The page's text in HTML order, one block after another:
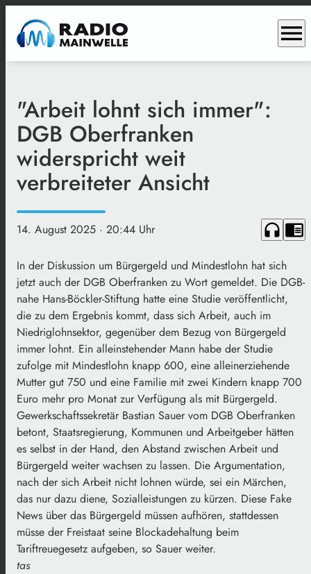
menu
"Arbeit lohnt sich immer":
DGB Oberfranken
widerspricht weit
verbreiteter Ansicht
14. August 2025 · 20:44 Uhr headphones chrome_reader_mode
In der Diskussion um Bürgergeld und Mindestlohn hat sich
jetzt auch der DGB Oberfranken zu Wort gemeldet. Die DGB-
nahe Hans-Böckler-Stiftung hatte eine Studie veröffentlicht,
die zu dem Ergebnis kommt, dass sich Arbeit, auch im
Niedriglohnsektor, gegenüber dem Bezug von Bürgergeld
immer lohnt. Ein alleinstehender Mann habe der Studie
zufolge mit Mindestlohn knapp 600, eine alleinerziehende
Mutter gut 750 und eine Familie mit zwei Kindern knapp 700
Euro mehr pro Monat zur Verfügung als mit Bürgergeld.
Gewerkschaftssekretär Bastian Sauer vom DGB Oberfranken
betont, Staatsregierung, Kommunen und Arbeitgeber hätten
es selbst in der Hand, den Abstand zwischen Arbeit und
Bürgergeld weiter wachsen zu lassen. Die Argumentation,
nach der sich Arbeit nicht lohnen würde, sei ein Märchen,
das nur dazu diene, Sozialleistungen zu kürzen. Diese Fake
News über das Bürgergeld müssen aufhören, stattdessen
müsse der Freistaat seine Blockadehaltung beim
Tariftreuegesetz aufgeben, so Sauer weiter.
tas